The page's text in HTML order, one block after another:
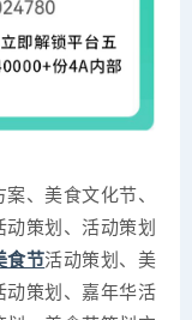
、美食文化节、
策划、活动策划
食节活动策划、美
动策划、嘉年华活